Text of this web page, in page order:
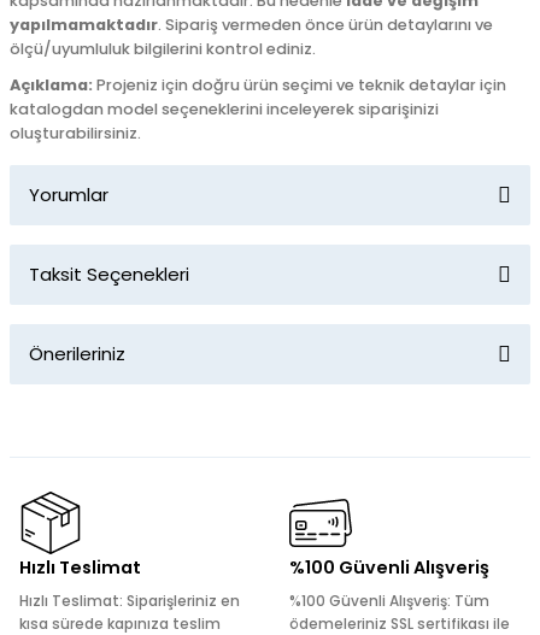
yapılmamaktadır. Sipariş vermeden önce ürün detaylarını ve
ölçü/uyumluluk bilgilerini kontrol ediniz.
Açıklama: Projeniz için doğru ürün seçimi ve teknik detaylar için
katalogdan model seçeneklerini inceleyerek siparişinizi
oluşturabilirsiniz.
Yorumlar
Taksit Seçenekleri
Önerileriniz
kullanarak tarafımıza iletebilirsiniz.
Görüş ve önerileriniz için teşekkür ederiz.
Ürün resmi kalitesiz, bozuk veya görüntülenemiyor.
Ürün bilgilerinde hatalar bulunuyor.
Hızlı Teslimat
Hızlı Teslimat: Siparişleriniz en
kısa sürede kapınıza teslim
%100 Güvenli Alışveriş
%100 Güvenli Alışveriş: Tüm
ödemeleriniz SSL sertifikası ile